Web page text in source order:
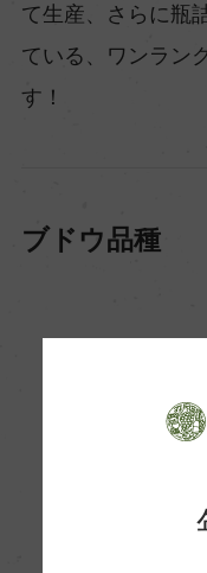
て生産、さらに瓶
ている、ワンラン
す！
ブドウ品種